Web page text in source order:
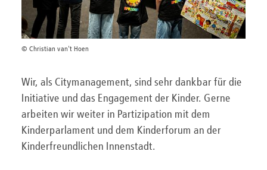
© Christian van't Hoen
Wir, als Citymanagement, sind sehr dankbar für die
Initiative und das Engagement der Kinder. Gerne
arbeiten wir weiter in Partizipation mit dem
Kinderparlament und dem Kinderforum an der
Kinderfreundlichen Innenstadt.